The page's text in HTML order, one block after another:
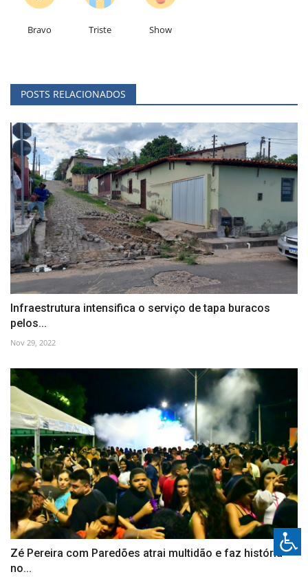
Bravo Triste Show
POSTS RELACIONADOS
Infraestrutura intensifica o serviço de tapa buracos
pelos...
Nov 29, 2022
Zé Pereira com Paredões atrai multidão e faz história
no...